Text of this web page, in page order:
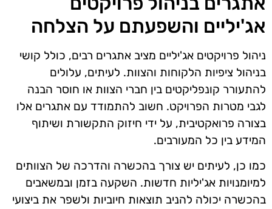
אג'יליים והשפעתם על הצלחה
ניהול פרויקטים אג'יליים מציב אתגרים רבים, כולל קושי
בניהול ציפיות הלקוחות והצוות. לעיתים, עלולים
להתעורר קונפליקטים בין חברי הצוות או חוסר הבנה
לגבי מטרות הפרויקט. חשוב להתמודד עם אתגרים אלו
בצורה פרואקטיבית, על ידי חיזוק התקשורת ושיתוף
המידע בין כל המעורבים.
כמו כן, לעיתים יש צורך בהכשרה והדרכה של הצוותים
למיומנויות אג'יליות חדשות. השקעה בזמן ובמשאבים
בהכשרה יכולה להניב תוצאות חיוביות ולשפר את ביצועי